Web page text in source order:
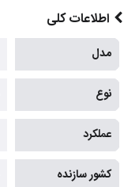
اطلاعات کلی
مدل
نوع
عملکرد
کشور سازنده